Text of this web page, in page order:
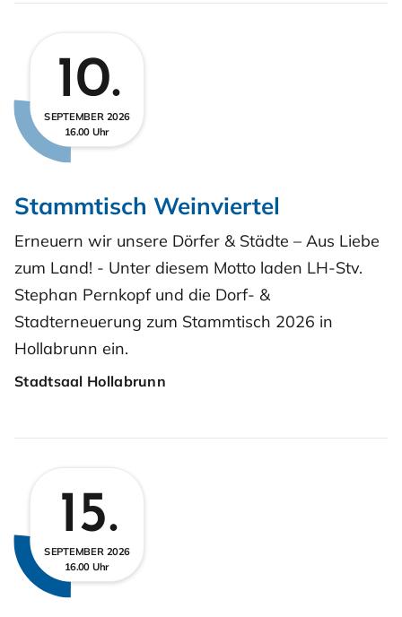
10.
SEPTEMBER 2026
16.00 Uhr
Stammtisch Weinviertel
Erneuern wir unsere Dörfer & Städte – Aus Liebe
zum Land! - Unter diesem Motto laden LH-Stv.
Stephan Pernkopf und die Dorf- &
Stadterneuerung zum Stammtisch 2026 in
Hollabrunn ein.
Stadtsaal Hollabrunn
15.
SEPTEMBER 2026
16.00 Uhr